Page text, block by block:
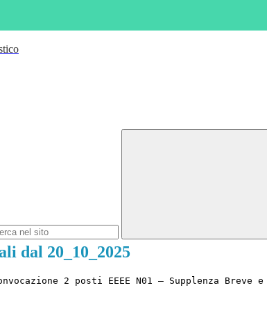
dal 20_10_2025
2 posti EEEE N01 – Supplenza Breve